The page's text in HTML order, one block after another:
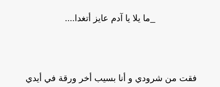
_ما يلا يا آدم عايز أتغدا....
فقت من شرودي و أنا بسيب أخر ورقة في أيدي